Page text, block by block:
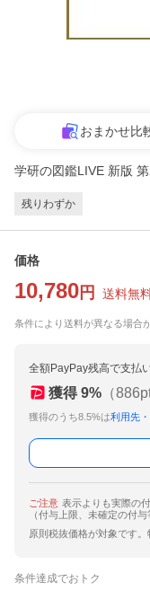
おまかせ比
学研の図鑑LIVE 新版
残りわずか
価格
10,780 円 送料無
条件により送料が異なる場合
全額PayPay残高で支払
獲得 9% （886
獲得のうち8.5%は利用先
ご注意 表示よりも実際の
（付与上限、未確定の付与
原則税抜価格が対象です。
条件達成でおトク